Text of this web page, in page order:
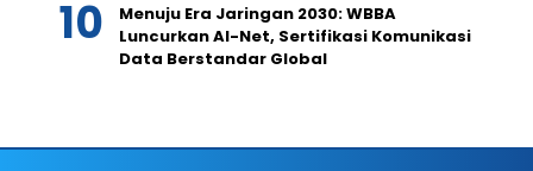
Menuju Era Jaringan 2030: WBBA
Luncurkan AI-Net, Sertifikasi Komunikasi
Data Berstandar Global